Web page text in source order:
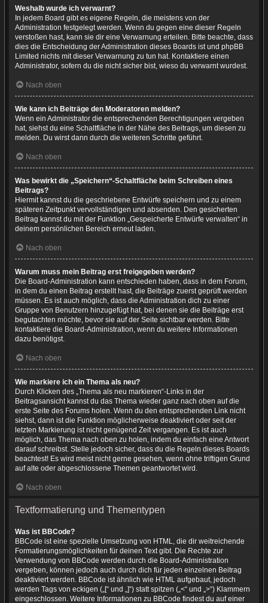
Weshalb wurde ich verwarnt?
In jedem Board gibt es eigene Regeln, die meistens von der
Administration festgelegt werden. Wenn du gegen eine dieser Regeln
verstoßen hast, kann sie dir eine Verwarnung erteilen. Bitte beachte, dass
dies die Entscheidung der Administration dieses Boards ist und phpBB
Limited nichts mit dieser Verwarnung zu tun hat. Kontaktiere einen
Administrator, sofern du die nicht sicher bist, wieso du verwarnt wurdest.
Nach oben
Wie kann ich Beiträge den Moderatoren melden?
Wenn ein Administrator die entsprechenden Berechtigungen vergeben
hat, siehst du eine Schaltfläche in der Nähe des Beitrags, um diesen zu
melden. Du wirst dann durch die weiteren Schritte geführt.
Nach oben
Was bewirkt die „Speichern“-Schaltfläche beim Schreiben eines
Beitrags?
Hiermit kannst du die geschriebene Entwürfe speichern und zu einem
späteren Zeitpunkt vervollständigen und absenden. Den gesicherten
Beitrag kannst du mit der Funktion „Gespeicherte Entwürfe verwalten“ in
deinem persönlichen Bereich erneut laden.
Nach oben
Warum muss mein Beitrag erst freigegeben werden?
Die Board-Administration kann entschieden haben, dass in dem Forum,
in dem du einen Beitrag erstellt hast, die Beiträge zuerst geprüft werden
müssen. Es ist auch möglich, dass die Administration dich zu einer
Gruppe von Benutzern hinzugefügt hat, bei denen sie die Beiträge erst
begutachten möchte, bevor sie auf der Seite sichtbar werden. Bitte
kontaktiere die Board-Administration, wenn du weitere Informationen
dazu benötigst.
Nach oben
Wie markiere ich ein Thema als neu?
Durch Klicken des „Thema als neu markieren“-Links in der
Beitragsansicht kannst du das Thema wieder ganz nach oben auf die
erste Seite des Forums holen. Wenn du den entsprechenden Link nicht
siehst, dann ist die Funktion möglicherweise deaktiviert oder seit der
letzten Markierung ist nicht genügend Zeit vergangen. Es ist auch
möglich, das Thema nach oben zu holen, indem du einfach eine Antwort
darauf schreibst. Stelle jedoch sicher, dass du die Regeln dieses Boards
beachtest! Es wird meist nicht gerne gesehen, wenn ohne triftigen Grund
auf alte oder abgeschlossene Themen geantwortet wird.
Nach oben
Textformatierung und Thementypen
Was ist BBCode?
BBCode ist eine spezielle Umsetzung von HTML, die dir weitreichende
Formatierungsmöglichkeiten für deinen Text gibt. Die Rechte zur
Verwendung von BBCode werden durch die Board-Administration
vergeben, können jedoch auch durch dich für jeden einzelnen Beitrag
deaktiviert werden. BBCode ist ähnlich wie HTML aufgebaut, jedoch
werden Tags von eckigen („[“ und „]“) statt spitzen („<“ und „>“) Klammern
eingeschlossen. Weitere Informationen zu BBCode findest du auf einer